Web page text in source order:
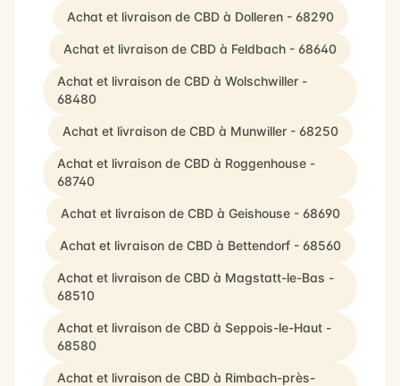
Achat et livraison de CBD à Dolleren - 68290
Achat et livraison de CBD à Feldbach - 68640
Achat et livraison de CBD à Wolschwiller -
68480
Achat et livraison de CBD à Munwiller - 68250
Achat et livraison de CBD à Roggenhouse -
68740
Achat et livraison de CBD à Geishouse - 68690
Achat et livraison de CBD à Bettendorf - 68560
Achat et livraison de CBD à Magstatt-le-Bas -
68510
Achat et livraison de CBD à Seppois-le-Haut -
68580
Achat et livraison de CBD à Rimbach-près-